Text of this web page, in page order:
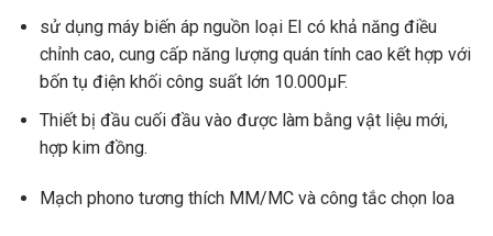
sử dụng máy biến áp nguồn loại EI có khả năng điều
chỉnh cao, cung cấp năng lượng quán tính cao kết hợp với
bốn tụ điện khối công suất lớn 10.000μF.
Thiết bị đầu cuối đầu vào được làm bằng vật liệu mới,
hợp kim đồng.
Mạch phono tương thích MM/MC và công tắc chọn loa